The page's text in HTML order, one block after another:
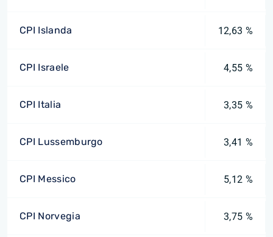
CPI Islanda 12,63 %
CPI Israele 4,55 %
CPI Italia 3,35 %
CPI Lussemburgo 3,41 %
CPI Messico 5,12 %
CPI Norvegia 3,75 %